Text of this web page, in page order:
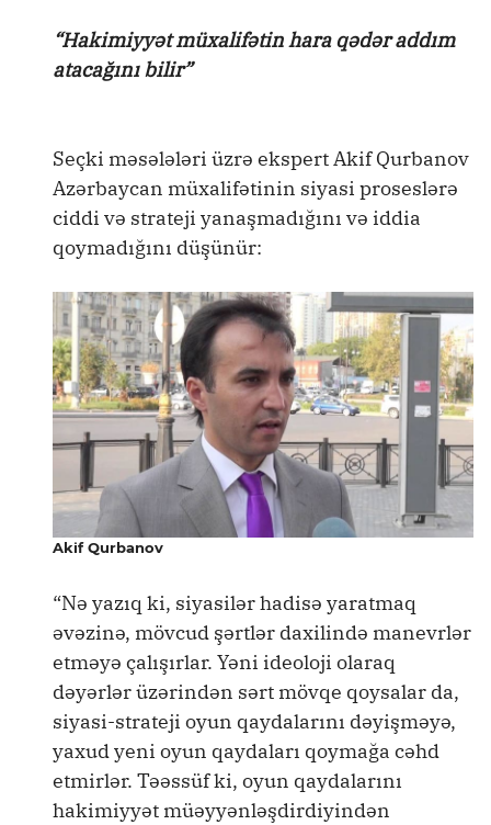
“Hakimiyyət müxalifətin hara qədər addım
atacağını bilir”
Seçki məsələləri üzrə ekspert Akif Qurbanov
Azərbaycan müxalifətinin siyasi proseslərə
ciddi və strateji yanaşmadığını və iddia
qoymadığını düşünür:
Akif Qurbanov
“Nə yazıq ki, siyasilər hadisə yaratmaq
əvəzinə, mövcud şərtlər daxilində manevrlər
etməyə çalışırlar. Yəni ideoloji olaraq
dəyərlər üzərindən sərt mövqe qoysalar da,
siyasi-strateji oyun qaydalarını dəyişməyə,
yaxud yeni oyun qaydaları qoymağa cəhd
etmirlər. Təəssüf ki, oyun qaydalarını
hakimiyyət müəyyənləşdirdiyindən